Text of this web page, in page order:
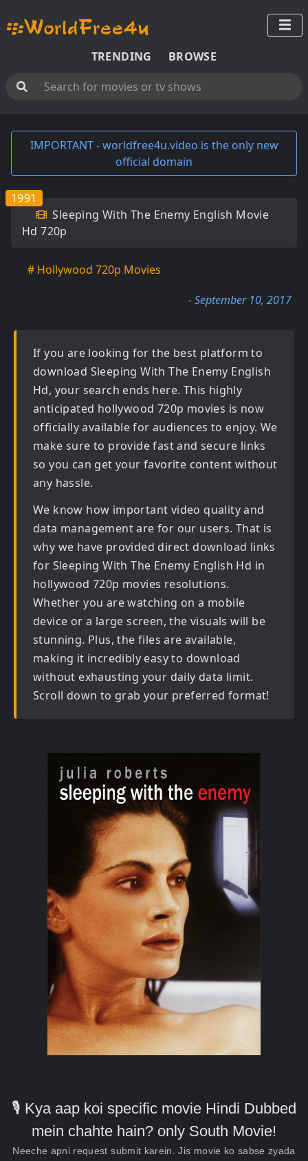
TRENDING BROWSE
IMPORTANT - worldfree4u.video is the only new
official domain
Sleeping With The Enemy English Movie
Hd 720p
1991
# Hollywood 720p Movies
- September 10, 2017
If you are looking for the best platform to
download Sleeping With The Enemy English
Hd, your search ends here. This highly
anticipated hollywood 720p movies is now
officially available for audiences to enjoy. We
make sure to provide fast and secure links
so you can get your favorite content without
any hassle.
We know how important video quality and
data management are for our users. That is
why we have provided direct download links
for Sleeping With The Enemy English Hd in
hollywood 720p movies resolutions.
Whether you are watching on a mobile
device or a large screen, the visuals will be
stunning. Plus, the files are available,
making it incredibly easy to download
without exhausting your daily data limit.
Scroll down to grab your preferred format!
🎙️ Kya aap koi specific movie Hindi Dubbed
mein chahte hain? only South Movie!
Neeche apni request submit karein. Jis movie ko sabse zyada